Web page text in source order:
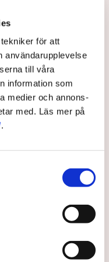
för att
användarupplevelse
till våra
information som
medier och annons-
med. Läs mer på
.
kan inte
av aktivister
förklarar polisens
120
polis